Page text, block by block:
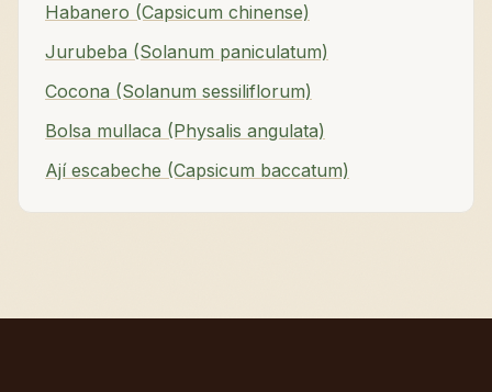
Habanero (Capsicum chinense)
Jurubeba (Solanum paniculatum)
Cocona (Solanum sessiliflorum)
Bolsa mullaca (Physalis angulata)
Ají escabeche (Capsicum baccatum)